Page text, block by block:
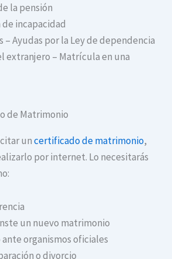
la pensión
incapacidad
– Ayudas por la Ley de dependencia
extranjero – Matrícula en una
de Matrimonio
uncertificado de matrimonio,
por internet. Lo necesitarás
un nuevo matrimonio
organismos oficiales
o divorcio